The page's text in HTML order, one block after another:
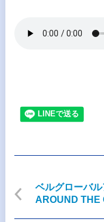
ベルグローバ
AROUND